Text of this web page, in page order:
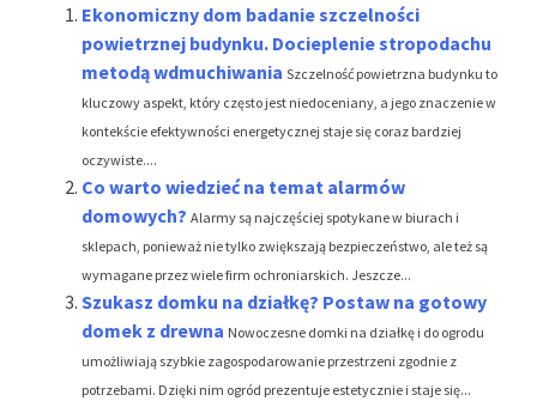
Ekonomiczny dom badanie szczelności
powietrznej budynku. Docieplenie stropodachu
metodą wdmuchiwania Szczelność powietrzna budynku to
kluczowy aspekt, który często jest niedoceniany, a jego znaczenie w
kontekście efektywności energetycznej staje się coraz bardziej
oczywiste....
Co warto wiedzieć na temat alarmów
domowych? Alarmy są najczęściej spotykane w biurach i
sklepach, ponieważ nie tylko zwiększają bezpieczeństwo, ale też są
wymagane przez wiele firm ochroniarskich. Jeszcze...
Szukasz domku na działkę? Postaw na gotowy
domek z drewna Nowoczesne domki na działkę i do ogrodu
umożliwiają szybkie zagospodarowanie przestrzeni zgodnie z
potrzebami. Dzięki nim ogród prezentuje estetycznie i staje się...